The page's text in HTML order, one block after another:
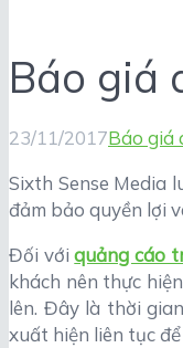
Báo giá
23/11/2017Báo giá
Sixth Sense Media
đảm bảo quyền lợi
Đối vớiquảng cáo
khách nên thực
lên. Đây là thời
xuất hiện liên tục